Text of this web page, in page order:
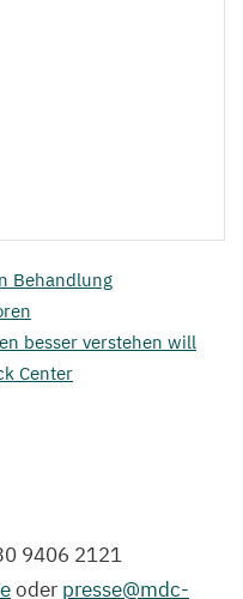
Behandlung
besser verstehen will
Center
9406 2121
oder presse@​mdc-​